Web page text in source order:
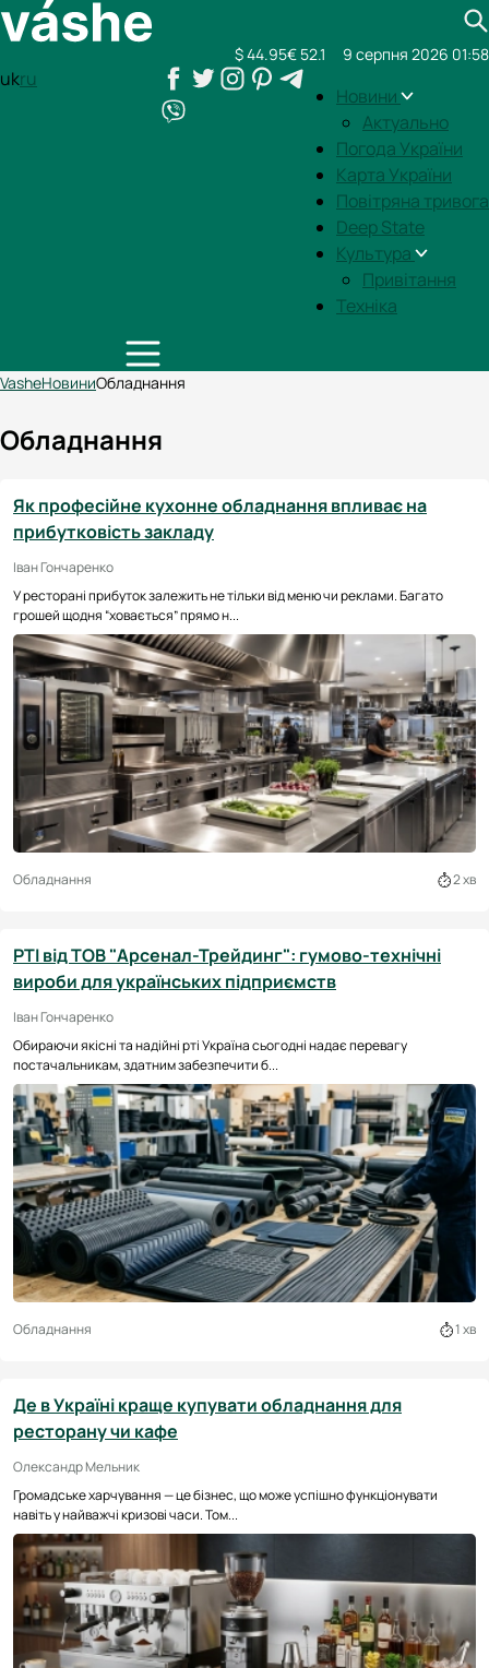
ukru
Новини
Актуально
Погода України
Карта України
Повітряна тривога
Deep State
Культура
Привітання
Техніка
$ 44.95€ 52.1 9 серпня 2026 01:58
VasheНовиниОбладнання
Обладнання
Як професійне кухонне обладнання впливає на
прибутковість закладу
Іван Гончаренко
У ресторані прибуток залежить не тільки від меню чи реклами. Багато
грошей щодня “ховається” прямо н...
Обладнання 2 хв
РТІ від ТОВ "Арсенал-Трейдинг": гумово-технічні
вироби для українських підприємств
Іван Гончаренко
Обираючи якісні та надійні рті Україна сьогодні надає перевагу
постачальникам, здатним забезпечити б...
Обладнання 1 хв
Де в Україні краще купувати обладнання для
ресторану чи кафе
Олександр Мельник
Громадське харчування — це бізнес, що може успішно функціонувати
навіть у найважчі кризові часи. Том...